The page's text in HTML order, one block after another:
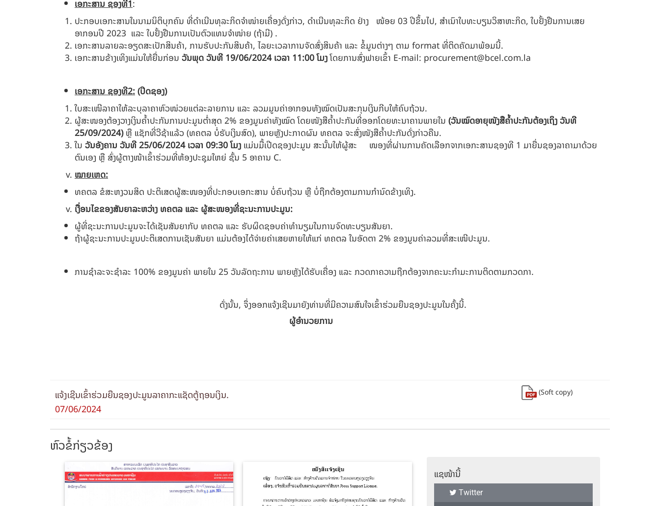
ເອກະສານ ຊອງທີ1:
ປະກອບເອກະສານໃນນາມນິຕິບຸກຄົນ ທີ່ດຳເນີນທຸລະກິດຈໍາໜ່າຍເຄື່ອງດັ່ງກ່າວ, ດຳເນີນທຸລະກິດ ຢ່າງ ໜ້ອຍ 03 ປີຂຶ້ນໄປ, ສໍາເນົາໃບທະບຽນວິສາຫະກິດ, ໃບຢັ້ງຢືນການເສຍ
ອາກອນປີ 2023 ແລະ ໃບຢັ້ງຢືນການເປັນຕົວແທນຈໍາໜ່າຍ (ຖ້າມີ) .
ເອກະສານລາຍລະອຽດສະເປັກສິນຄ້າ, ການຮັບປະກັນສິນຄ້າ, ໄລຍະເວລາການຈັດສົ່ງສິນຄ້າ ແລະ ຂໍ້ມູນຕ່າງໆ ຕາມ format ທີ່ຕິດຄັດມາພ້ອມນີ້.
ເອກະສານຂ້າງເທິງແມ່ນໃຫ້ຍື່ນກ່ອນ ວັນພຸດວັນທີ 19/06/2024 ເວລາ 11:00ໂມງໂດຍການສົ່ງຟາຍເຂົ້າ E-mail: procurement@bcel.com.la
ເອກະສານ ຊອງທີ2:(ປິດຊອງ)
ໃບສະເໜີລາຄາໃຫ້ລະບຸລາຄາຫົວໜ່ວຍແຕ່ລະລາຍການ ແລະ ລວມມູນຄ່າອາກອນທັງໝົດເປັນສະກຸນເງິນກີບໃຫ້ຄົບຖ້ວນ.
ຜູ້ສະໜອງຕ້ອງວາງເງິນຄໍ້າປະກັນການປະມູນຕໍ່າສຸດ 2% ຂອງມູນຄ່າທັງໝົດ ໂດຍໜັງສືຄໍ້າປະກັນທີ່ອອກໂດຍທະນາຄານພາຍໃນ (ວັນໝົດອາຍຸໜັງສືຄໍ້າປະກັນຕ້ອງເຖິງ ວັນທີ
25/09/2024)ຫຼື ແຊັກທີ່ວີຊ້າແລ້ວ (ທຄຕລ ບໍ່ຮັບເງິນສົດ), ພາຍຫຼັງປະກາດຜົນ ທຄຕລ ຈະສົ່ງໜັງສືຄໍ້າປະກັນດັ່ງກ່າວຄືນ.
ໃນ ວັນອັງຄານ ວັນທີ25/06/2024 ເວລາ 09:30ໂມງ ແມ່ນມື້ເປີດຊອງປະມູນ ສະນັ້ນໃຫ້ຜູ້ສະ ໜອງທີ່ຜ່ານການຄັດເລືອກຈາກເອກະສານຊອງທີ 1 ມາຍື່ນຊອງລາຄາມາດ້ວຍ
ຕົນເອງ ຫຼື ສົ່ງຜູ້ຕາງໜ້າເຂົ້າຮ່ວມທີ່ຫ້ອງປະຊຸມໃຫຍ່ ຊັ້ນ 5 ອາຄານ C.
ໝາຍເຫດ:
ທຄຕລ ຂໍສະຫງວນສິດ ປະຕິເສດຜູ້ສະໜອງທີ່ປະກອບເອກະສານ ບໍ່ຄົບຖ້ວນ ຫຼື ບໍ່ຖືກຕ້ອງຕາມການກຳນົດຂ້າງເທິງ.
ເງື່ອນໄຂຂອງສັນຍາລະຫວ່າງ ທຄຕລ ແລະ ຜູ້ສະໜອງທີ່ຊະນະການປະມູນ:
ຜູ້ທີ່ຊະນະການປະມູນຈະໄດ້ເຊັນສັນຍາກັບ ທຄຕລ ແລະ ຮັບຜິດຊອບຄ່າທຳນຽມໃນການຈົດທະບຽນສັນຍາ.
ຖ້າຜູ້ຊະນະການປະມູນປະຕິເສດການເຊັນສັນຍາ ແມ່ນຕ້ອງໄດ້ຈ່າຍຄ່າເສຍຫາຍໃຫ້ແກ່ ທຄຕລ ໃນອັດຕາ 2% ຂອງມູນຄ່າລວມທີ່ສະເໜີປະມູນ.
ການຊໍາລະຈະຊຳລະ 100% ຂອງມູນຄ່າ ພາຍໃນ 25 ວັນລັດຖະການ ພາຍຫຼັງໄດ້ຮັບເຄື່ອງ ແລະ ກວດກາຄວາມຖືກຕ້ອງຈາກຄະນະກຳມະການຕິດຕາມກວດກາ.
ດັ່ງນັ້ນ, ຈຶ່ງອອກແຈ້ງເຊີນມາຍັງທ່ານທີ່ມີຄວາມສົນໃຈເຂົ້າຮ່ວມຍືນຊອງປະມູນໃນຄັ້ງນີ້.
ຜູ້ອຳນວຍການ
ແຈ້ງເຊີນເຂົ້າຮ່ວມຍືນຊອງປະມູນລາຄາກະແຊັດຕູ້ຖອນເງິນ.
07/06/2024
(Soft copy)
ຫົວຂໍ້ກ່ຽວຂ້ອງ
ແຊໜ້ານີ້
Twitter